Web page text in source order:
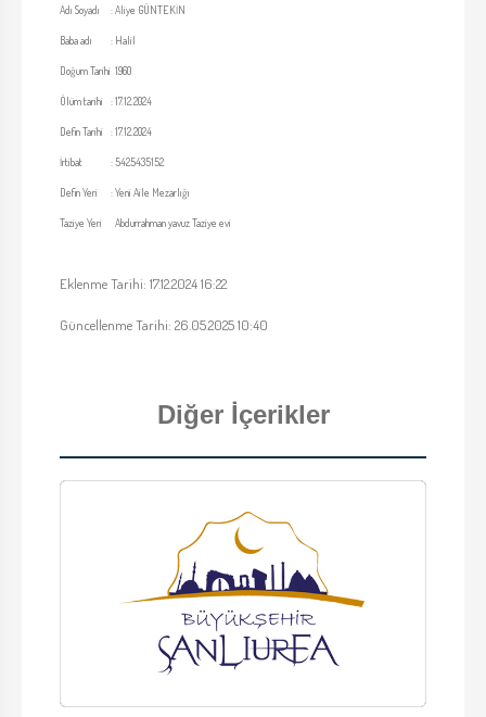
Adı Soyadı :Aliye GÜNTEKİN
Baba adı : Halil
Doğum Tarihi 1960
Ölüm tarihi :17.12.2024
Defin Tarihi :17.12.2024
İrtibat :5425435152
Defin Yeri :Yeni Aile Mezarlığı
Taziye Yeri Abdurrahman yavuz Taziye evi
Eklenme Tarihi: 17.12.2024 16:22
Güncellenme Tarihi: 26.05.2025 10:40
Diğer İçerikler